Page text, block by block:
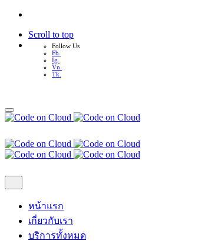
Scroll to top
Follow Us
Fb.
Ig.
Vn.
Tk.
Skip
to
หน้าแรก
เกี่ยวกับเรา
บริการทั้งหมด